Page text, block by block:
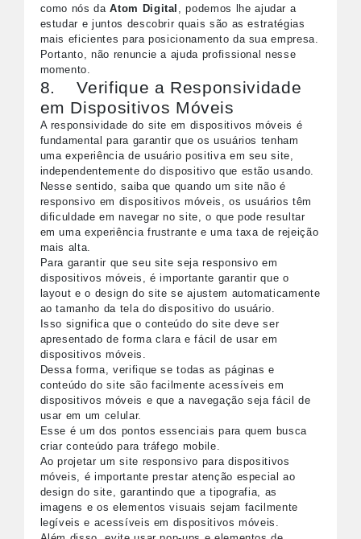
como nós daAtom Digital
, podemos lhe ajudar a
estudar e juntos descobrir quais são as estratégias
mais eficientes para posicionamento da sua empresa.
Portanto, não renuncie a ajuda profissional nesse
momento.
8. Verifique a Responsividade
em Dispositivos Móveis
A responsividade do site em dispositivos móveis é
fundamental para garantir que os usuários tenham
uma experiência de usuário positiva em seu site,
independentemente do dispositivo que estão usando.
Nesse sentido, saiba que quando um site não é
responsivo em dispositivos móveis, os usuários têm
dificuldade em navegar no site, o que pode resultar
em uma experiência frustrante e uma taxa de rejeição
mais alta.
Para garantir que seu site seja responsivo em
dispositivos móveis, é importante garantir que o
layout e o design do site se ajustem automaticamente
ao tamanho da tela do dispositivo do usuário.
Isso significa que o conteúdo do site deve ser
apresentado de forma clara e fácil de usar em
dispositivos móveis.
Dessa forma, verifique se todas as páginas e
conteúdo do site são facilmente acessíveis em
dispositivos móveis e que a navegação seja fácil de
usar em um celular.
Esse é um dos pontos essenciais para quem busca
criar conteúdo para tráfego mobile.
Ao projetar um site responsivo para dispositivos
móveis, é importante prestar atenção especial ao
design do site, garantindo que a tipografia, as
imagens e os elementos visuais sejam facilmente
legíveis e acessíveis em dispositivos móveis.